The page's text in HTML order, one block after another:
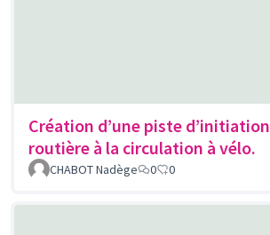
Création d’une piste d’initiation
routière à la circulation à vélo.
CHABOT Nadège 0 0